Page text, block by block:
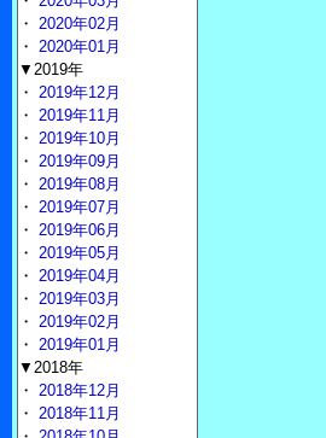
・ 2020年02月
・ 2020年01月
▼2019年
・ 2019年12月
・ 2019年11月
・ 2019年10月
・ 2019年09月
・ 2019年08月
・ 2019年07月
・ 2019年06月
・ 2019年05月
・ 2019年04月
・ 2019年03月
・ 2019年02月
・ 2019年01月
▼2018年
・ 2018年12月
・ 2018年11月